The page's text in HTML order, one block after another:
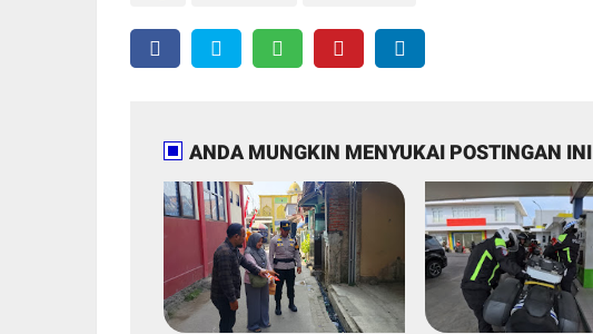
ANDA MUNGKIN MENYUKAI POSTINGAN INI